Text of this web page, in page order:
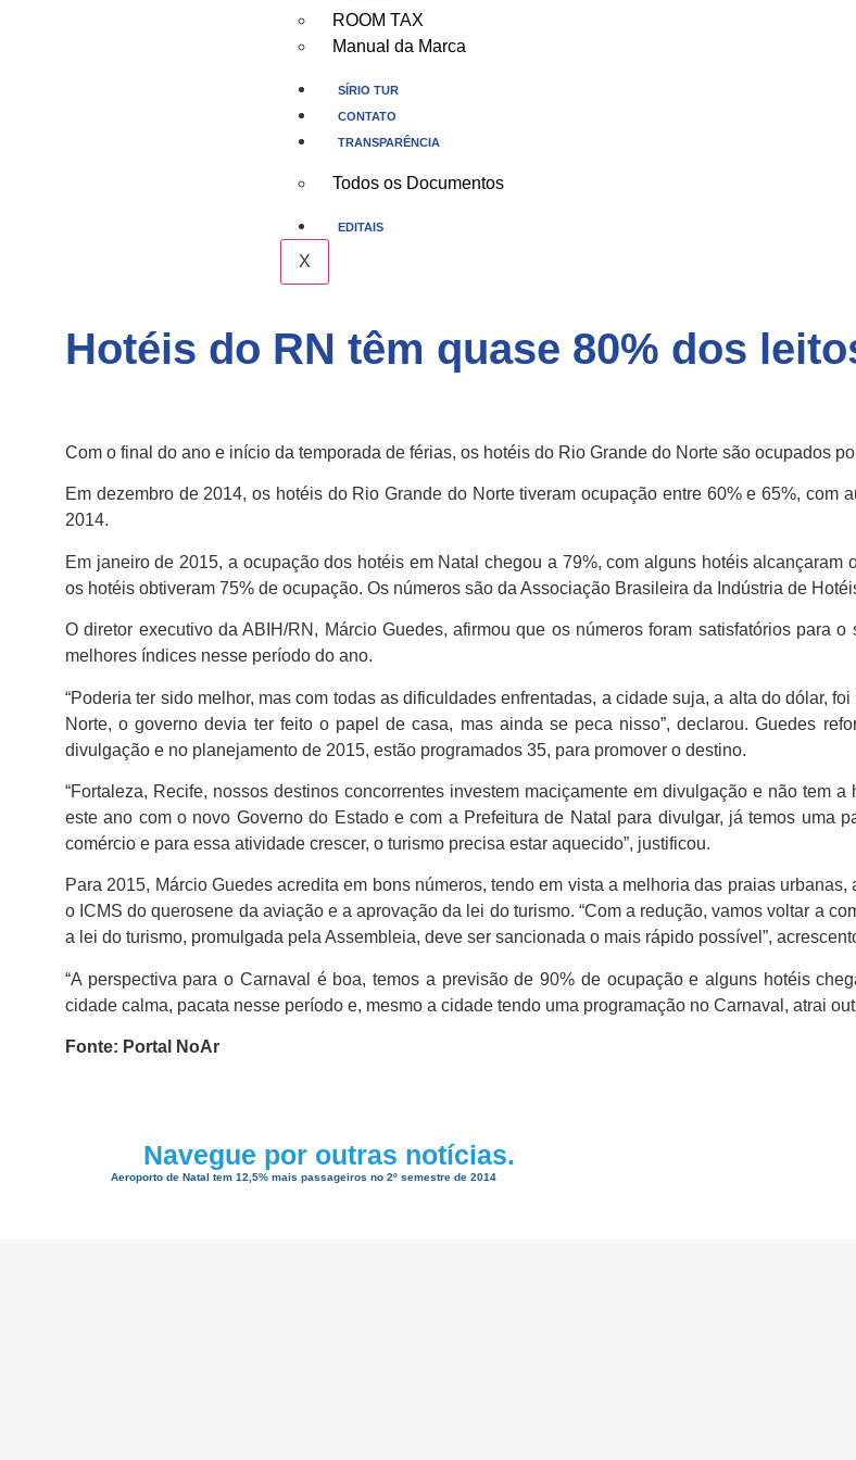
ROOM TAX
Manual da Marca
SÍRIO TUR
CONTATO
TRANSPARÊNCIA
Todos os Documentos
EDITAIS
X
Hotéis do RN têm quase 80% dos
Com o final do ano e início da temporada de férias, os hotéis do Rio Grande do Norte são ocupados
Em dezembro de 2014, os hotéis do Rio Grande do Norte tiveram ocupação entre 60% e 65%, com
2014.
Em janeiro de 2015, a ocupação dos hotéis em Natal chegou a 79%, com alguns hotéis
os hotéis obtiveram 75% de ocupação. Os números são da Associação Brasileira da Indústria de
O diretor executivo da ABIH/RN, Márcio Guedes, afirmou que os números foram satisfatórios para
melhores índices nesse período do ano.
“Poderia ter sido melhor, mas com todas as dificuldades enfrentadas, a cidade suja, a alta do dólar,
Norte, o governo devia ter feito o papel de casa, mas ainda se peca nisso”, declarou. Guedes
divulgação e no planejamento de 2015, estão programados 35, para promover o destino.
“Fortaleza, Recife, nossos destinos concorrentes investem maciçamente em divulgação e não tem
este ano com o novo Governo do Estado e com a Prefeitura de Natal para divulgar, já temos uma
comércio e para essa atividade crescer, o turismo precisa estar aquecido”, justificou.
Para 2015, Márcio Guedes acredita em bons números, tendo em vista a melhoria das praias
o ICMS do querosene da aviação e a aprovação da lei do turismo. “Com a redução, vamos voltar a
a lei do turismo, promulgada pela Assembleia, deve ser sancionada o mais rápido possível”,
“A perspectiva para o Carnaval é boa, temos a previsão de 90% de ocupação e alguns hotéis
cidade calma, pacata nesse período e, mesmo a cidade tendo uma programação no Carnaval, atrai
Fonte: Portal NoAr
Navegue por outras notícias.
Aeroporto de Natal tem 12,5% mais passageiros no 2º semestre de 2014